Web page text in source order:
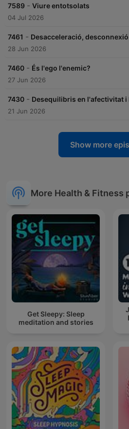
7589 - Viure entotsolats
04 Jul 2026
7461 - Desacceleració,
28 Jun 2026
7460 - És l'ego l'enemic?
27 Jun 2026
7430 - Desequilibris en l'afectivitat i
21 Jun 2026
Show more
More Health & Fitness
Get Sleepy: Sleep
meditation and stories